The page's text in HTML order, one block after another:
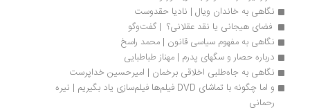
نگاهی به خاندان ویال | نادیا حقدوست
فضای هیجانی یا نقد عقلانی؟  | گفت‌وگو
نگاهی به مفهوم سیاسی قانون | محمد راسخ
درباره حصار و سگهای پدرم | مهناز طباطبایی
نگاهی به جاه‌طلبی اخلاقی برخمان | امیرحسین خداپرست
و اما چگونه با تماشای DVD فيلم‌ها فيلم‌سازی ياد بگيريم | نیره